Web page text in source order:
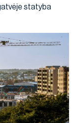
statyba